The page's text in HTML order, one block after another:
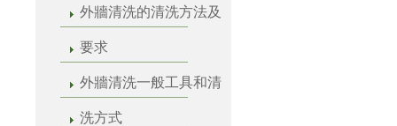
外牆清洗的清洗方法及
要求
外牆清洗一般工具和清
洗方式